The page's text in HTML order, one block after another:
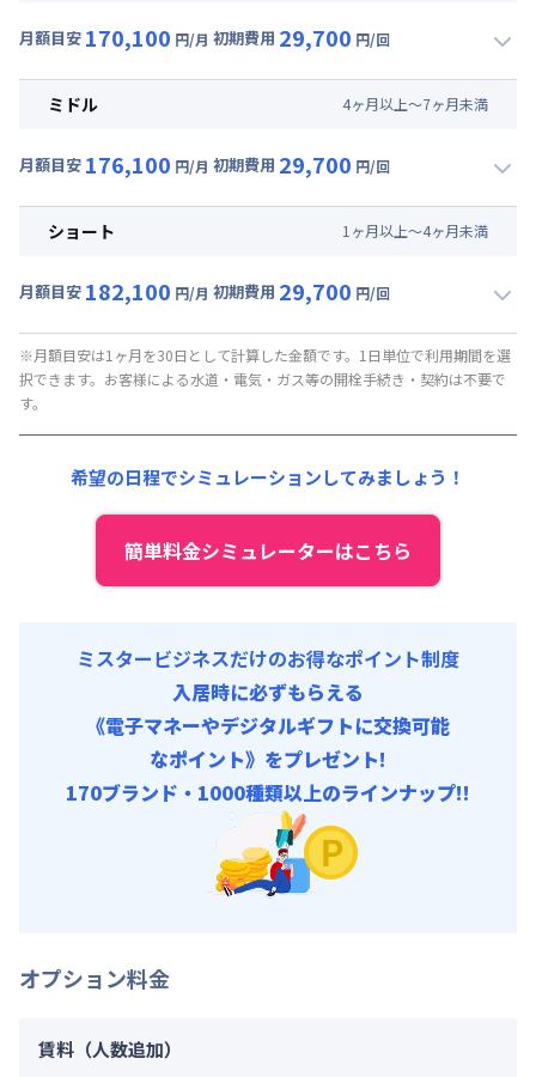
月額目安 170,100 円/月 初期費用 29,700 円/回
月額賃料目安(30日利用)
光熱費他 : 21,000円/月 (700円/日) (税抜)
ミドル 4ヶ月以上～7ヶ月未満
月額目安 176,100 円/月 初期費用 29,700 円/回
月額賃料目安(30日利用)
光熱費他 : 21,000円/月 (700円/日) (税抜)
ショート 1 ヶ月以上～4ヶ月未満
月額目安 182,100 円/月 初期費用 29,700 円/回
月額賃料目安(30日利用)
賃料 : 159,000円/月 (5,300円/日)
光熱費他 :
※月額目安は1ヶ月を30日として計算した金額です。1日単位で利用期間を選
択できます。お客様による水道・電気・ガス等の開栓手続き・契約は不要で
す。
希望の日程でシミュレーションしてみましょう！
簡単料金シミュレーターはこちら
ミスタービジネスだけのお得なポイント制度
入居時に必ずもらえる
《電子マネーやデジタルギフトに交換可能
なポイント》をプレゼント!
170ブランド・1000種類以上のラインナップ!!
オプション料金
賃料（人数追加）